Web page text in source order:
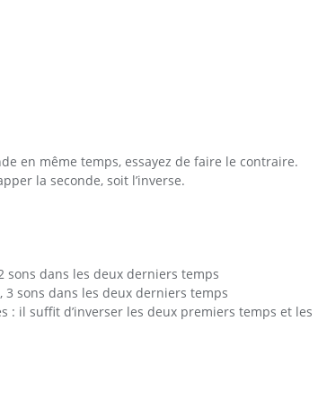
en même temps, essayez de faire le contraire.
la seconde, soit l’inverse.
sons dans les deux derniers temps
3 sons dans les deux derniers temps
: il suffit d’inverser les deux premiers temps et les